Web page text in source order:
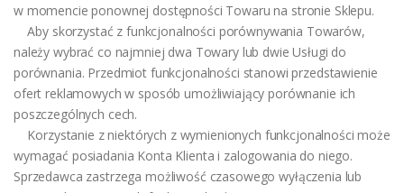
w momencie ponownej dostępności Towaru na stronie Sklepu.
Aby skorzystać z funkcjonalności porównywania Towarów,
należy wybrać co najmniej dwa Towary lub dwie Usługi do
porównania. Przedmiot funkcjonalności stanowi przedstawienie
ofert reklamowych w sposób umożliwiający porównanie ich
poszczególnych cech.
Korzystanie z niektórych z wymienionych funkcjonalności może
wymagać posiadania Konta Klienta i zalogowania do niego.
Sprzedawca zastrzega możliwość czasowego wyłączenia lub